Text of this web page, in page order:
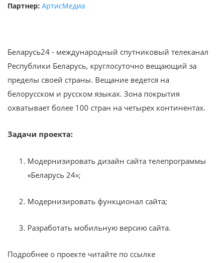
Забыли свой пароль?
или войдите с помощью
Партнер: АртисМедиа
Беларусь24 - международный спутниковый телеканал
Республики Беларусь, круглосуточно вещающий за
пределы своей страны. Вещание ведется на
белорусском и русском языках. Зона покрытия
охватывает более 100 стран на четырех континентах.
Задачи проекта:
Модернизировать дизайн сайта телепрограммы
«Беларусь 24»;
Модернизировать функционал сайта;
Разработать мобильную версию сайта.
Подробнее о проекте читайте по ссылке